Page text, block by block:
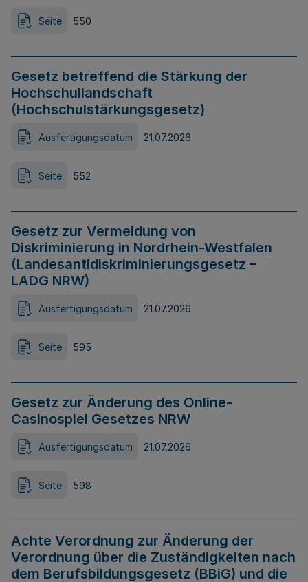
Seite 550
Gesetz betreffend die Stärkung der
Hochschullandschaft
(Hochschulstärkungsgesetz)
Ausfertigungsdatum 21.07.2026
Seite 552
Gesetz zur Vermeidung von
Diskriminierung in Nordrhein-Westfalen
(Landesantidiskriminierungsgesetz –
LADG NRW)
Ausfertigungsdatum 21.07.2026
Seite 595
Gesetz zur Änderung des Online-
Casinospiel Gesetzes NRW
Ausfertigungsdatum 21.07.2026
Seite 598
Achte Verordnung zur Änderung der
Verordnung über die Zuständigkeiten nach
dem Berufsbildungsgesetz (BBiG) und die